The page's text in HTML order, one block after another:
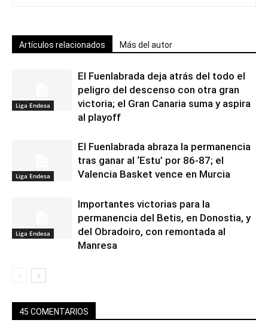
Artículos relacionados Más del autor
Liga Endesa
El Fuenlabrada deja atrás del todo el
peligro del descenso con otra gran
victoria; el Gran Canaria suma y aspira
al playoff
Liga Endesa
El Fuenlabrada abraza la permanencia
tras ganar al ‘Estu’ por 86-87; el
Valencia Basket vence en Murcia
Liga Endesa
Importantes victorias para la
permanencia del Betis, en Donostia, y
del Obradoiro, con remontada al
Manresa
45 COMENTARIOS